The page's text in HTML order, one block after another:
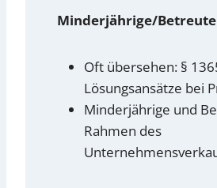
Minderjährige/Betreute
Oft übersehen: §
Lösungsansätze bei
Minderjährige und
Rahmen des